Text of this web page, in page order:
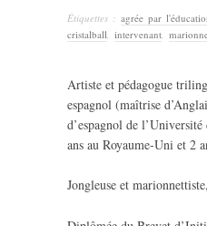
Étiquettes : agrée par
cristalball intervenant
Artiste et pédagogue
espagnol (maîtrise
d’espagnol de
ans au Royaume-Uni et 2
Jongleuse et